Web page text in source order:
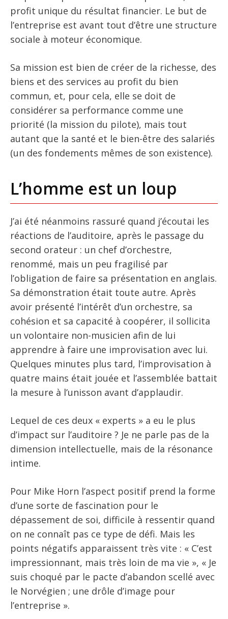
profit unique du résultat financier. Le but de
l’entreprise est avant tout d’être une structure
sociale à moteur économique.
Sa mission est bien de créer de la richesse, des
biens et des services au profit du bien
commun, et, pour cela, elle se doit de
considérer sa performance comme une
priorité (la mission du pilote), mais tout
autant que la santé et le bien-être des salariés
(un des fondements mêmes de son existence).
L’homme est un loup
J’ai été néanmoins rassuré quand j’écoutai les
réactions de l’auditoire, après le passage du
second orateur : un chef d’orchestre,
renommé, mais un peu fragilisé par
l’obligation de faire sa présentation en anglais.
Sa démonstration était toute autre. Après
avoir présenté l’intérêt d’un orchestre, sa
cohésion et sa capacité à coopérer, il sollicita
un volontaire non-musicien afin de lui
apprendre à faire une improvisation avec lui.
Quelques minutes plus tard, l’improvisation à
quatre mains était jouée et l’assemblée battait
la mesure à l’unisson avant d’applaudir.
Lequel de ces deux « experts » a eu le plus
d’impact sur l’auditoire ? Je ne parle pas de la
dimension intellectuelle, mais de la résonance
intime.
Pour Mike Horn l’aspect positif prend la forme
d’une sorte de fascination pour le
dépassement de soi, difficile à ressentir quand
on ne connaît pas ce type de défi. Mais les
points négatifs apparaissent très vite : « C’est
impressionnant, mais très loin de ma vie », « Je
suis choqué par le pacte d’abandon scellé avec
le Norvégien ; une drôle d’image pour
l’entreprise ».